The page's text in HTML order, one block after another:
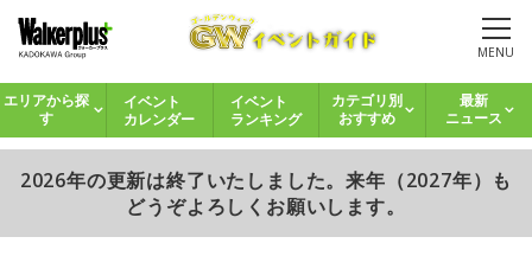
MENU
エリアから探
す
イベント
カレンダー
イベント
ランキング
カテゴリ別
おすすめ
最新
ニュース
2026年の更新は終了いたしました。来年（2027年）も
どうぞよろしくお願いします。